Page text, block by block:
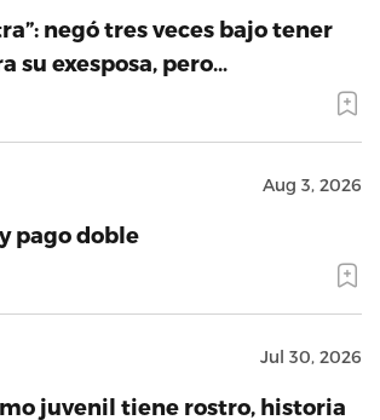
negó tres veces bajo tener
su exesposa, pero…
Aug 3, 2026
pago doble
Jul 30, 2026
juvenil tiene rostro, historia